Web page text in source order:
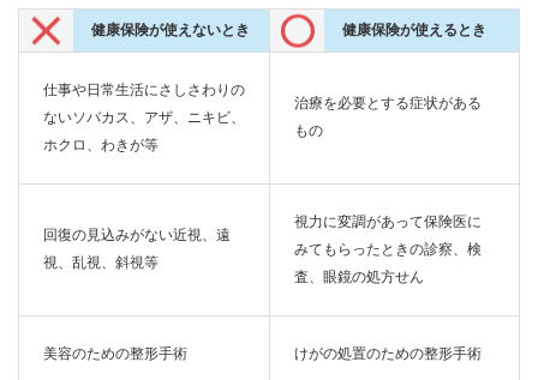
健康保険が使えないとき 健康保険が使えるとき
仕事や日常生活にさしさわりの
ないソバカス、アザ、ニキビ、
ホクロ、わきが等
治療を必要とする症状がある
もの
回復の見込みがない近視、遠
視、乱視、斜視等
視力に変調があって保険医に
みてもらったときの診察、検
査、眼鏡の処方せん
美容のための整形手術 けがの処置のための整形手術